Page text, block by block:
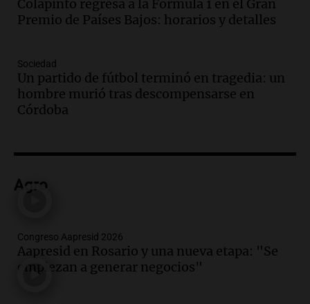
Audio. Casabindo se prepara para una
celebración única: 30.000 turistas y el
Episodios
Audio.Borges, abogada de Pourrain:
"Tres hombres se lo llevaron para
hacerle preguntas y nunca regresó"
Episodios
metros del río Suquía y retiraron hasta
Episodios
Audio.La historia de la servilleta que
firmó Jorge Messi para el primer
Colapinto regresa a la Fórmula 1 en el Gran
Premio de Países Bajos: horarios y detalles
Sociedad
Un partido de fútbol terminó en tragedia: un
hombre murió tras descompensarse en
Córdoba
Agro
Congreso Aapresid 2026
Aapresid en Rosario y una nueva etapa: "Se
empiezan a generar negocios"